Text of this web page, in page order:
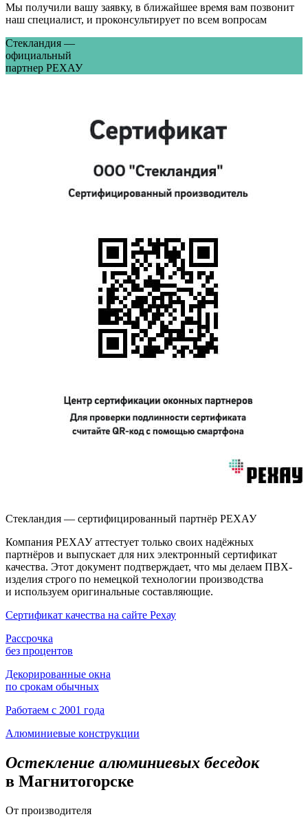
Мы получили вашу заявку, в ближайшее время вам позвонит
наш специалист, и проконсультирует по всем вопросам
Стекландия —
официальный
партнер РЕХАУ
Стекландия — сертифицированный партнёр РЕХАУ
Компания РЕХАУ аттестует только своих надёжных
партнёров и выпускает для них электронный сертификат
качества. Этот документ подтверждает, что мы делаем ПВХ-
изделия строго по немецкой технологии производства
и используем оригинальные составляющие.
Сертификат качества на сайте Рехау
Рассрочка
без процентов
Декорированные окна
по срокам обычных
Работаем с 2001 года
Алюминиевые конструкции
Остекление алюминиевых беседок
в Магнитогорске
От производителя